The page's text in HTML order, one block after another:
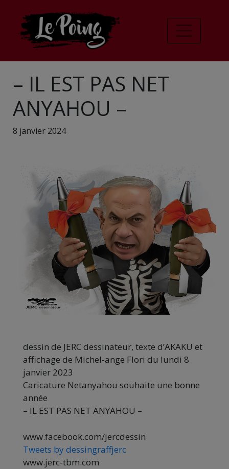
– IL EST PAS NET
ANYAHOU –
8 janvier 2024
dessin de JERC dessinateur, texte d’AKAKU et
affichage de Michel-ange Flori du lundi 8
janvier 2023
Caricature Netanyahou souhaite une bonne
année
– IL EST PAS NET ANYAHOU –
www.facebook.com/jercdessin
Tweets by dessingraffjerc
www.jerc-tbm.com